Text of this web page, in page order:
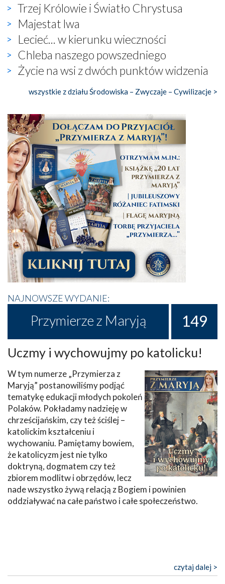
Trzej Królowie i Światło Chrystusa
Majestat lwa
Lecieć... w kierunku wieczności
Chleba naszego powszedniego
Życie na wsi z dwóch punktów widzenia
wszystkie z działu Środowiska – Zwyczaje – Cywilizacje >
NAJNOWSZE WYDANIE:
Przymierze z Maryją 149
Uczmy i wychowujmy po katolicku!
W tym numerze „Przymierza z
Maryją” postanowiliśmy podjąć
tematykę edukacji młodych pokoleń
Polaków. Pokładamy nadzieję w
chrześcijańskim, czy też ściślej –
katolickim kształceniu i
wychowaniu. Pamiętamy bowiem,
że katolicyzm jest nie tylko
doktryną, dogmatem czy też
zbiorem modlitw i obrzędów, lecz
nade wszystko żywą relacją z Bogiem i powinien
oddziaływać na całe państwo i całe społeczeństwo.
czytaj dalej >